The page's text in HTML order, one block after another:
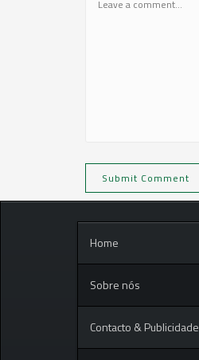
Home
Sobre nós
Contacto & Publicidade